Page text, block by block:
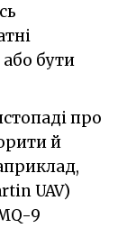
бути
про
й
UAV)
9